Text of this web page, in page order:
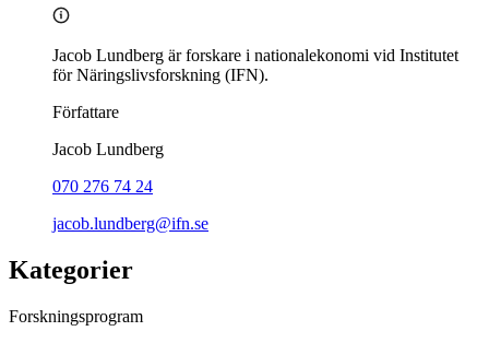
Jacob Lundberg är forskare i nationalekonomi vid Institutet
för Näringslivsforskning (IFN).
Författare
Jacob Lundberg
070 276 74 24
jacob.lundberg@ifn.se
Kategorier
Forskningsprogram